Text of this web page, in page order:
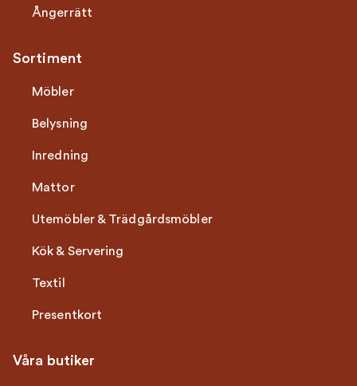
Ångerrätt
Sortiment
Möbler
Belysning
Inredning
Mattor
Utemöbler & Trädgårdsmöbler
Kök & Servering
Textil
Presentkort
Våra butiker